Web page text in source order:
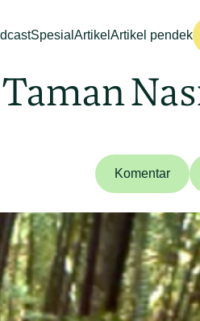
Spesial Artikel Artikel pendek
Komentar